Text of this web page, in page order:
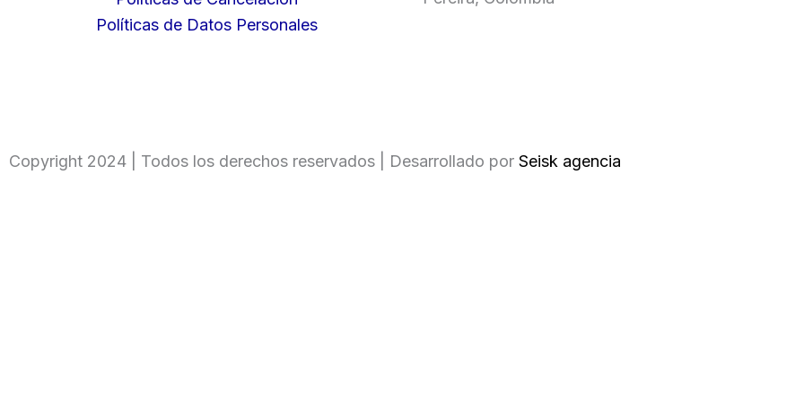
Políticas de Datos Personales
Copyright 2024 | Todos los derechos reservados | Desarrollado por Seisk agencia